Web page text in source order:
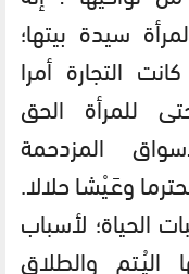
سيدة بيتها؛
التجارة أمرا
للمرأة الحق
المزدحمة
وعَـيْشا حلالا.
الحياة؛ لأسباب
والطلاق